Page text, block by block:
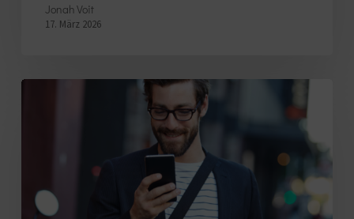
Jonah Voit
17. März 2026
Unternehmensstark:
sich